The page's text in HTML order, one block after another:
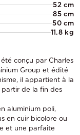
52 cm
85 cm
50 cm
11.8 kg
conçu par Charles
Group et édité
il appartient à la
partir de la fin des
aluminium poli,
en cuir bicolore ou
et une parfaite